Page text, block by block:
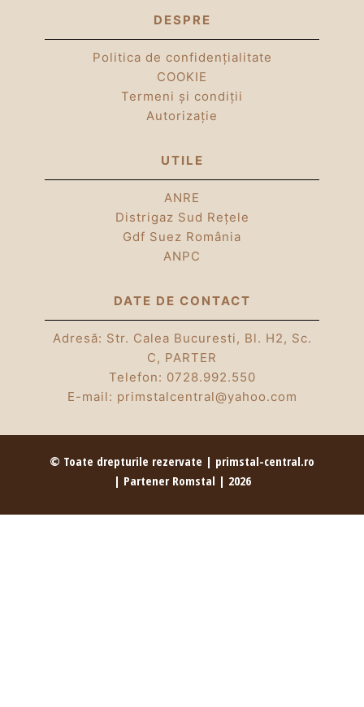
DESPRE
Politica de confidențialitate
COOKIE
Termeni și condiții
Autorizație
UTILE
ANRE
Distrigaz Sud Rețele
Gdf Suez România
ANPC
DATE DE CONTACT
Adresă: Str. Calea Bucuresti, Bl. H2, Sc.
C, PARTER
Telefon: 0728.992.550
E-mail: primstalcentral@yahoo.com
© Toate drepturile rezervate | primstal-central.ro
| Partener Romstal | 2026